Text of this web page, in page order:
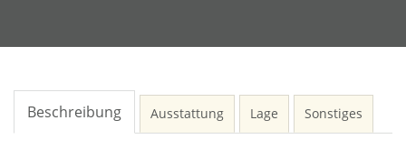
Beschreibung Ausstattung Lage Sonstiges